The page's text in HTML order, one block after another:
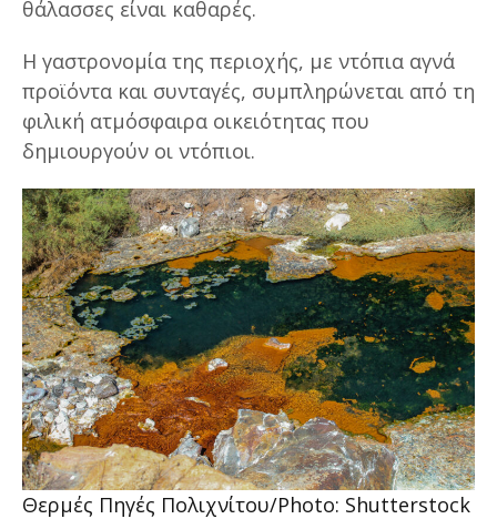
θάλασσες είναι καθαρές.
Η γαστρονομία της περιοχής, με ντόπια αγνά
προϊόντα και συνταγές, συμπληρώνεται από τη
φιλική ατμόσφαιρα οικειότητας που
δημιουργούν οι ντόπιοι.
Θερμές Πηγές Πολιχνίτου/Photo: Shutterstock